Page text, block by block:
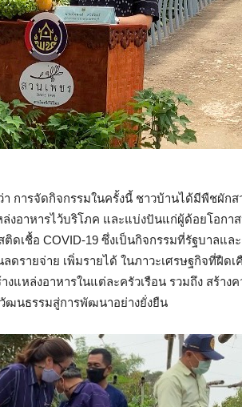
า การจัดกิจกรรมในครั้งนี้ ชาวบ้านได้มีพืชผัก
งอาหารไว้บริโภค และแบ่งปันแก่ผู้ด้อยโอกา
ดเชื้อ COVID-19 ซึ่งเป็นกิจกรรมที่รัฐบาลแล
ดรายจ่าย เพิ่มรายได้ ในภาวะเศรษฐกิจที่ฝืด
งแหล่งอาหารในแต่ละครัวเรือน รวมถึง สร้า
ฒนธรรมสู่การพัฒนาอย่างยั่งยืน